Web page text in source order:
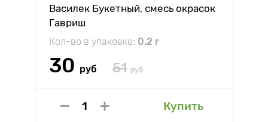
Василек Букетный, смесь окрасок
Гавриш
Кол-во в упаковке: 0.2 г
30 руб 51 руб
Купить